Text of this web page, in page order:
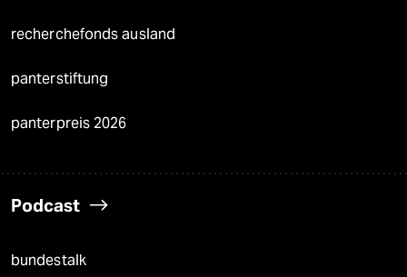
recherchefonds ausland
panterstiftung
panterpreis 2026
Podcast
bundestalk